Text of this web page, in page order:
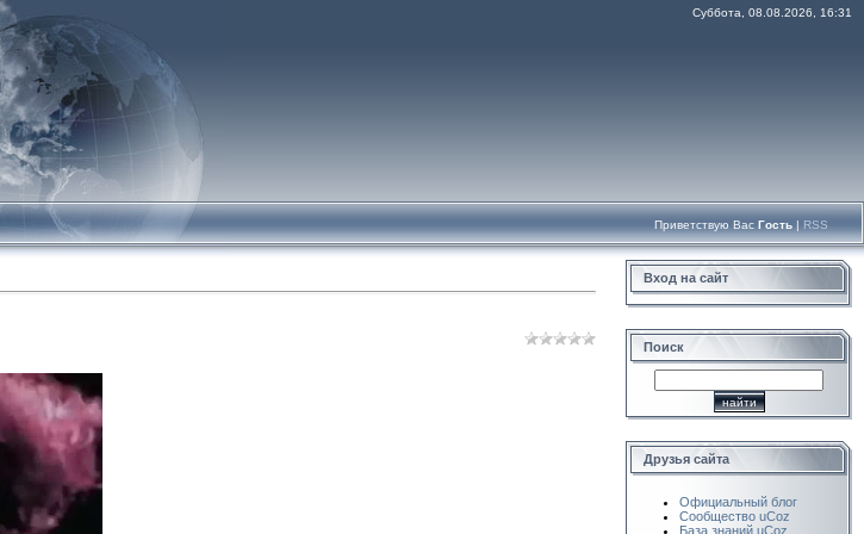
Суббота, 08.08.2026, 16:31
Приветствую Вас Гость | RSS
Вход на сайт
Поиск
Друзья сайта
Официальный блог
Сообщество uCoz
База знаний uCoz